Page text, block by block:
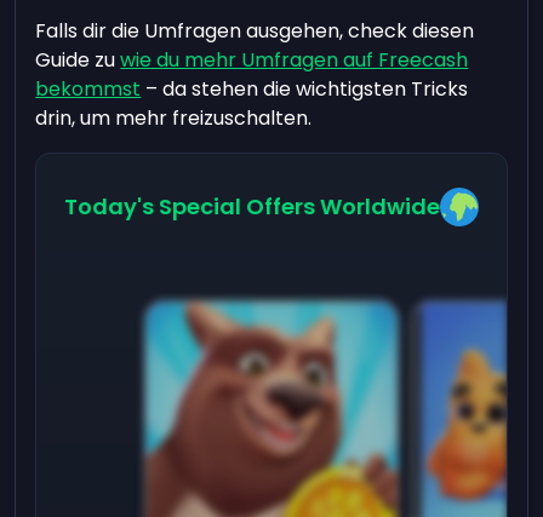
Falls dir die Umfragen ausgehen, check diesen
Guide zuwie du mehr Umfragen auf Freecash
bekommst – da stehen die wichtigsten Tricks
drin, um mehr freizuschalten.
Today's Special Offers Worldwide